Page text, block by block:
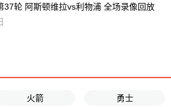
37轮 阿斯顿维拉vs利物浦 全场录像回放
火箭 勇士